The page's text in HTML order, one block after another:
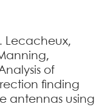
Lecacheux,
of
finding
antennas using